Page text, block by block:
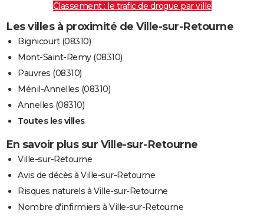
Classement : le trafic de drogue par ville
Les villes à proximité de Ville-sur-Retourne
Bignicourt (08310)
Mont-Saint-Remy (08310)
Pauvres (08310)
Ménil-Annelles (08310)
Annelles (08310)
Toutes les villes
En savoir plus sur Ville-sur-Retourne
Ville-sur-Retourne
Avis de décès à Ville-sur-Retourne
Risques naturels à Ville-sur-Retourne
Nombre d'infirmiers à Ville-sur-Retourne